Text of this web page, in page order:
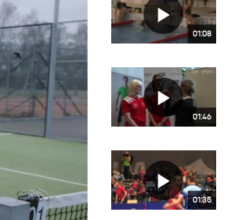
01:08
01:46
01:35